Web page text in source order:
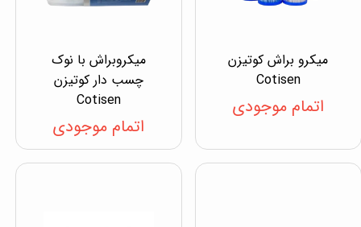
میکرو براش کوتیزن
Cotisen
اتمام موجودی
میکروبراش با نوک
چسب دار کوتیزن
Cotisen
اتمام موجودی